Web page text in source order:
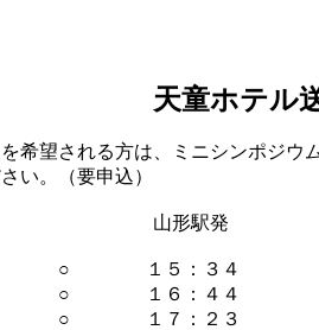
天童ホテル
希望される方は、ミニシンポジウ
い。（要申込）
駅発 天
：３４ １
：４４ １
：２３ １